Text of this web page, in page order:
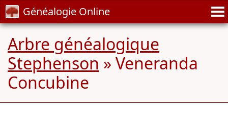
Généalogie Online
Arbre généalogique
Stephenson » Veneranda
Concubine